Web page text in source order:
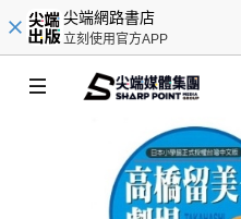
尖端網路書店
立刻使用官方APP